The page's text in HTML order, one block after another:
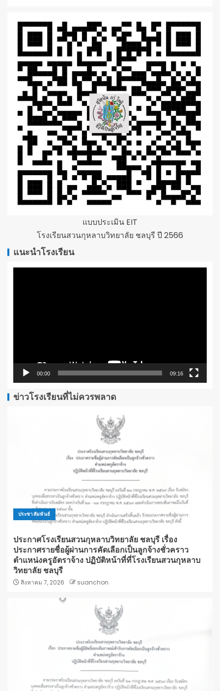
แบบประเมิน EIT
โรงเรียนสวนกุหลาบวิทยาลัย ชลบุรี ปี 2566
แนะนำโรงเรียน
00:00 09:16
ข่าวโรงเรียนที่ไม่ควรพลาด
ประชาสัมพันธ์
ประกาศโรงเรียนสวนกุหลาบวิทยาลัย ชลบุรี เรื่อง
ประกาศรายชื่อผู้ผ่านการคัดเลือกเป็นลูกจ้างชั่วคราว
ตำแหน่งครูอัตราจ้าง ปฏิบัติหน้าที่ที่โรงเรียนสวนกุหลาบ
วิทยาลัย ชลบุรี
สิงหาคม 7, 2026 suanchon